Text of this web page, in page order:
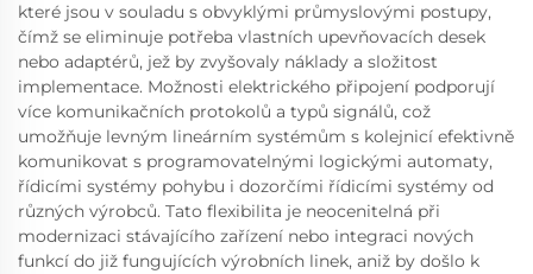
které jsou v souladu s obvyklými průmyslovými postupy,
čímž se eliminuje potřeba vlastních upevňovacích desek
nebo adaptérů, jež by zvyšovaly náklady a složitost
implementace. Možnosti elektrického připojení podporují
více komunikačních protokolů a typů signálů, což
umožňuje levným lineárním systémům s kolejnicí efektivně
komunikovat s programovatelnými logickými automaty,
řídicími systémy pohybu i dozorčími řídicími systémy od
různých výrobců. Tato flexibilita je neocenitelná při
modernizaci stávajícího zařízení nebo integraci nových
funkcí do již fungujících výrobních linek, aniž by došlo k